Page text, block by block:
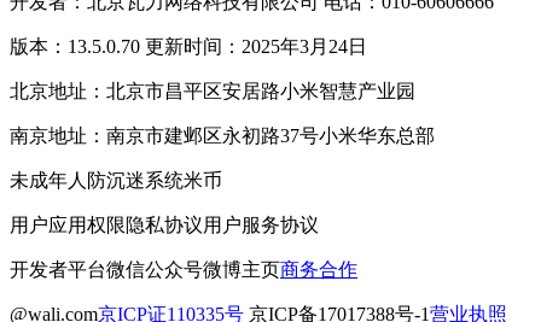
版本：13.5.0.70 更新时间：2025年3月24日
北京地址：北京市昌平区安居路小米智慧产业园
南京地址：南京市建邺区永初路37号小米华东总部
未成年人防沉迷系统米币
用户应用权限隐私协议用户服务协议
开发者平台微信公众号微博主页商务合作
@wali.com京ICP证110335号 京ICP备17017388号-1营业执照